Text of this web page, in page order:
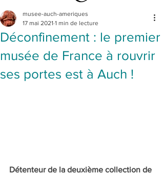
Déconfinement : le premier
musée de France à rouvrir
ses portes est à Auch !
musee-auch-ameriques
17 mai 2021 1 min de lecture
Détenteur de la deuxième collection de